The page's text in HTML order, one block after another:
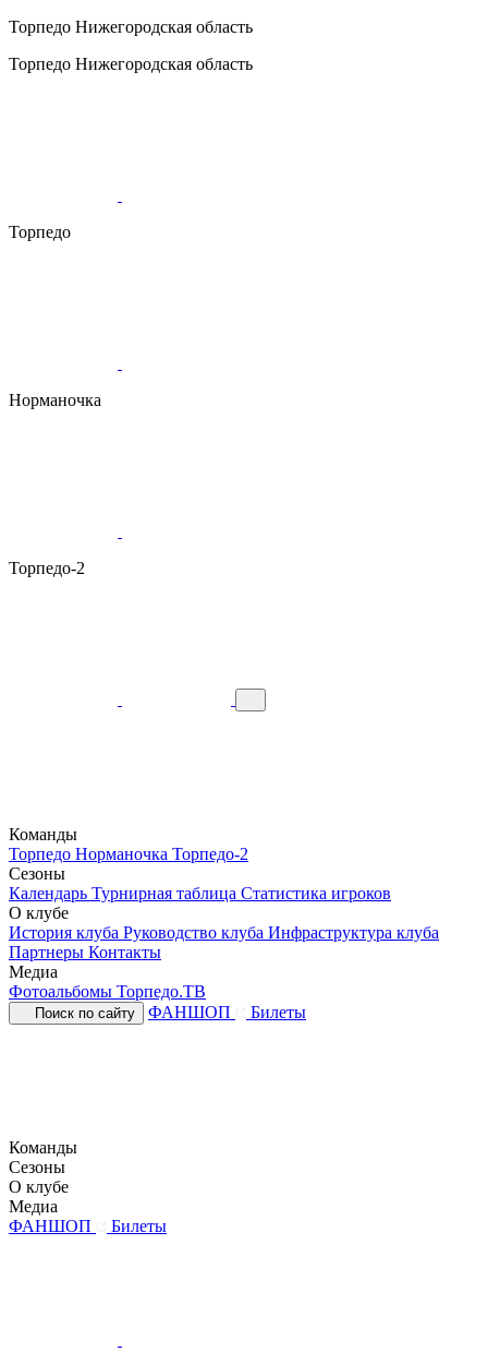
Торпедо Нижегородская область
Торпедо Нижегородская область
Торпедо
Норманочка
Торпедо-2
Команды
Торпедо Норманочка Торпедо-2
Сезоны
Календарь Турнирная таблица Статистика игроков
О клубе
История клуба Руководство клуба Инфраструктура клуба
Партнеры Контакты
Медиа
Фотоальбомы Торпедо.ТВ
Поиск по сайту ФАНШОП Билеты
Команды
Сезоны
О клубе
Медиа
ФАНШОП
Билеты